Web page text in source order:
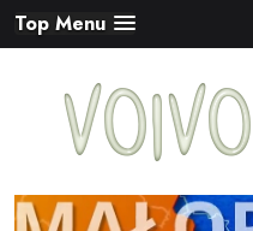
Skip
to
Top Menu